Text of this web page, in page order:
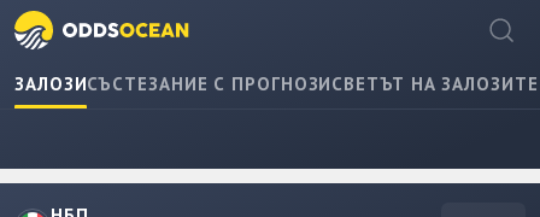
ЗАЛОЗИСЪСТЕЗАНИЕ С ПРОГНОЗИСВЕТЪТ НА ЗАЛОЗИТЕ